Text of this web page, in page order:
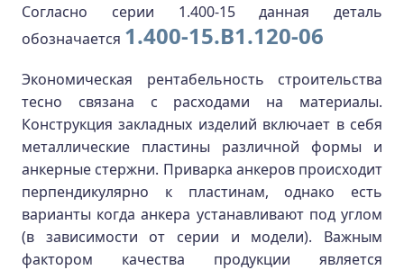
Согласно серии 1.400-15 данная деталь
обозначается 1.400-15.В1.120-06
Экономическая рентабельность строительства
тесно связана с расходами на материалы.
Конструкция закладных изделий включает в себя
металлические пластины различной формы и
анкерные стержни. Приварка анкеров происходит
перпендикулярно к пластинам, однако есть
варианты когда анкера устанавливают под углом
(в зависимости от серии и модели). Важным
фактором качества продукции является